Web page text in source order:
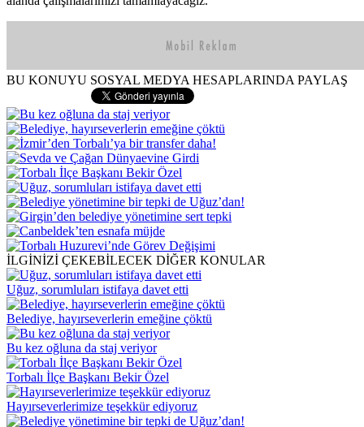
BU KONUYU SOSYAL MEDYA HESAPLARINDA PAYLAŞ
İLGİNİZİ ÇEKEBİLECEK DİĞER KONULAR
Uğuz, sorumluları istifaya davet etti
Belediye, hayırseverlerin emeğine çöktü
Bu kez oğluna da staj veriyor
Torbalı İlçe Başkanı Bekir Özel
Hayırseverlerimize teşekkür ediyoruz